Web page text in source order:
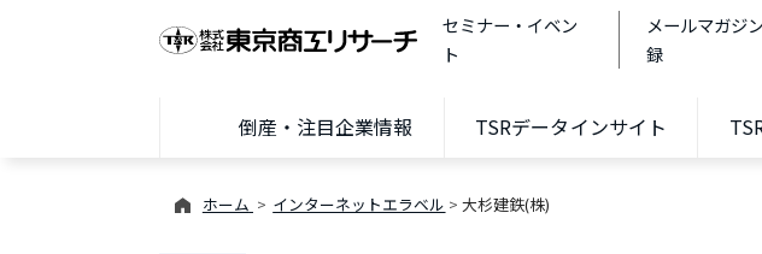
セミナー・イベン
ト
メールマガジ
録
倒産・注目企業情報 TSRデータインサイト
ホーム インターネットエラベル 大杉建鉄(株)